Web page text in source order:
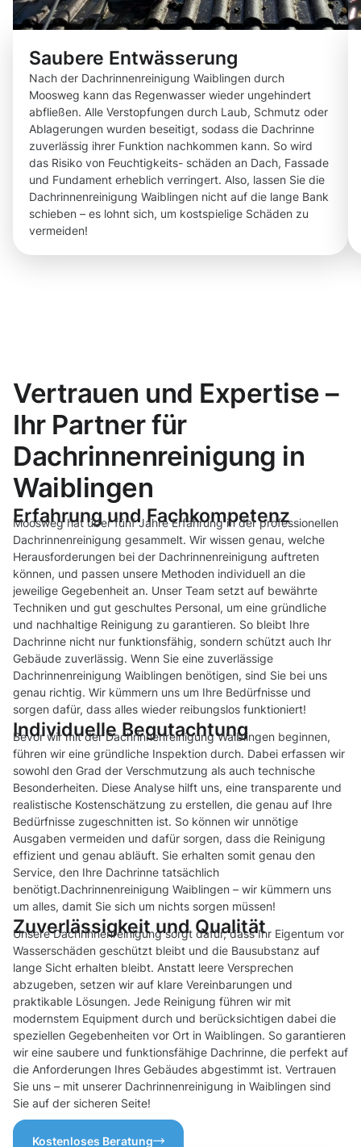
Saubere Entwässerung
Nach der Dachrinnenreinigung Waiblingen durch
Moosweg kann das Regenwasser wieder ungehindert
abfließen. Alle Verstopfungen durch Laub, Schmutz oder
Ablagerungen wurden beseitigt, sodass die Dachrinne
zuverlässig ihrer Funktion nachkommen kann. So wird
das Risiko von Feuchtigkeits- schäden an Dach, Fassade
und Fundament erheblich verringert. Also, lassen Sie die
Dachrinnenreinigung Waiblingen nicht auf die lange Bank
schieben – es lohnt sich, um kostspielige Schäden zu
vermeiden!
Vertrauen und Expertise –
Ihr Partner für
Dachrinnenreinigung in
Waiblingen
Erfahrung und Fachkompetenz
Moosweg hat über fünf Jahre Erfahrung in der professionellen
Dachrinnenreinigung gesammelt. Wir wissen genau, welche
Herausforderungen bei der Dachrinnenreinigung auftreten
können, und passen unsere Methoden individuell an die
jeweilige Gegebenheit an. Unser Team setzt auf bewährte
Techniken und gut geschultes Personal, um eine gründliche
und nachhaltige Reinigung zu garantieren. So bleibt Ihre
Dachrinne nicht nur funktionsfähig, sondern schützt auch Ihr
Gebäude zuverlässig. Wenn Sie eine zuverlässige
Dachrinnenreinigung Waiblingen benötigen, sind Sie bei uns
genau richtig. Wir kümmern uns um Ihre Bedürfnisse und
sorgen dafür, dass alles wieder reibungslos funktioniert!
Individuelle Begutachtung
Bevor wir mit der Dachrinnenreinigung Waiblingen beginnen,
führen wir eine gründliche Inspektion durch. Dabei erfassen wir
sowohl den Grad der Verschmutzung als auch technische
Besonderheiten. Diese Analyse hilft uns, eine transparente und
realistische Kostenschätzung zu erstellen, die genau auf Ihre
Bedürfnisse zugeschnitten ist. So können wir unnötige
Ausgaben vermeiden und dafür sorgen, dass die Reinigung
effizient und genau abläuft. Sie erhalten somit genau den
Service, den Ihre Dachrinne tatsächlich
benötigt.Dachrinnenreinigung Waiblingen – wir kümmern uns
um alles, damit Sie sich um nichts sorgen müssen!
Zuverlässigkeit und Qualität
Unsere Dachrinnenreinigung sorgt dafür, dass Ihr Eigentum vor
Wasserschäden geschützt bleibt und die Bausubstanz auf
lange Sicht erhalten bleibt. Anstatt leere Versprechen
abzugeben, setzen wir auf klare Vereinbarungen und
praktikable Lösungen. Jede Reinigung führen wir mit
modernstem Equipment durch und berücksichtigen dabei die
speziellen Gegebenheiten vor Ort in Waiblingen. So garantieren
wir eine saubere und funktionsfähige Dachrinne, die perfekt auf
die Anforderungen Ihres Gebäudes abgestimmt ist. Vertrauen
Sie uns – mit unserer Dachrinnenreinigung in Waiblingen sind
Sie auf der sicheren Seite!
Kostenloses Beratung